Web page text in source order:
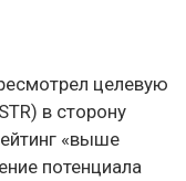
целевую
в сторону
«выше
потенциала